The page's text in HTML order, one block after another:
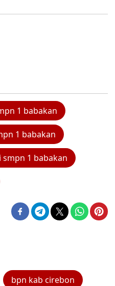
1 babakan
1 babakan
1 babakan
bpn kab cirebon